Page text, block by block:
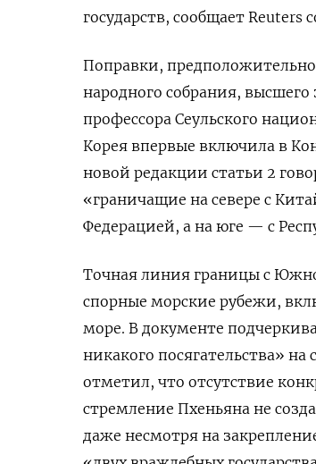
государств, сообщает Reuters
Поправки,
народного собрания,
профессора Сеульского
Корея впервые включила в
новой редакции статьи 2
«граничащие на севере с
Федерацией, а на юге — с
Точная линия границы с
спорные морские рубежи,
море. В документе
никакого посягательства»
отметил, что отсутствие
стремление Пхеньяна не
даже несмотря на